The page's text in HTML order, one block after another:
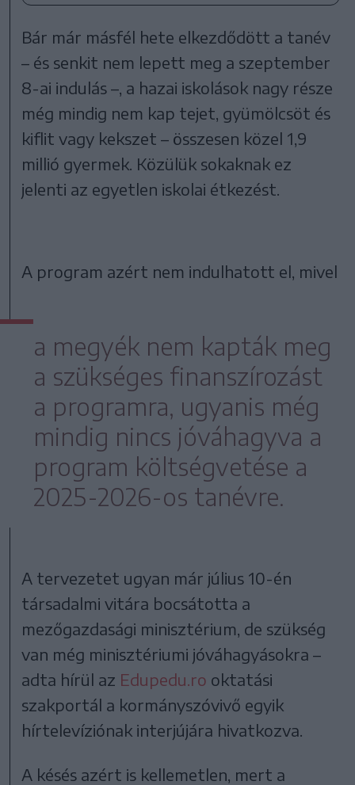
Bár már másfél hete elkezdődött a tanév
– és senkit nem lepett meg a szeptember
8-ai indulás –, a hazai iskolások nagy része
még mindig nem kap tejet, gyümölcsöt és
kiflit vagy kekszet – összesen közel 1,9
millió gyermek. Közülük sokaknak ez
jelenti az egyetlen iskolai étkezést.
A program azért nem indulhatott el, mivel
a megyék nem kapták meg
a szükséges finanszírozást
a programra, ugyanis még
mindig nincs jóváhagyva a
program költségvetése a
2025-2026-os tanévre.
A tervezetet ugyan már július 10-én
társadalmi vitára bocsátotta a
mezőgazdasági minisztérium, de szükség
van még minisztériumi jóváhagyásokra –
adta hírül az Edupedu.ro oktatási
szakportál a kormányszóvivő egyik
hírtelevíziónak interjújára hivatkozva.
A késés azért is kellemetlen, mert a